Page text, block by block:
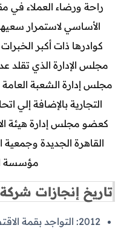
راحة ورضاء العملاء في
الأساسي لاستمرار
كوادرها ذات أكبر
مجلس الإدارة الذي
مجلس إدارة الشعبة
التجارية بالإضافة إلي
كعضو مجلس إدارة هيئة
القاهرة الجديدة وجمعية
مؤسسة
تاريخ إنجازات شركة
2012: التواجد بقمة